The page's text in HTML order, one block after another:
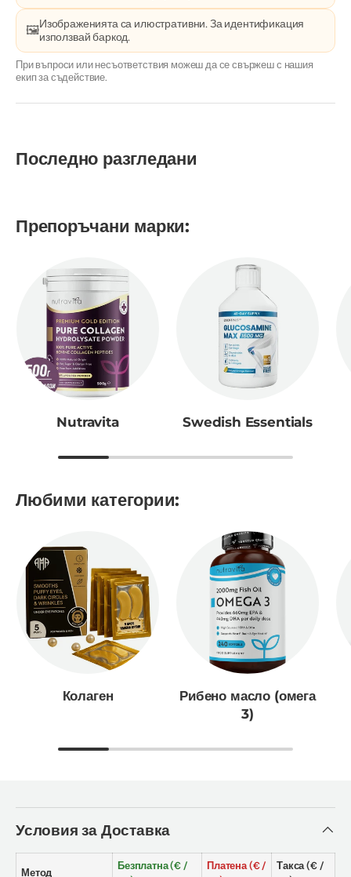
🖼️Изображенията са илюстративни. За идентификация
използвай баркод.
При въпроси или несъответствия можеш да се свържеш с нашия
екип за съдействие.
Последно разгледани
Препоръчани марки:
Nutravita Swedish Essentials
Любими категории:
Колаген
Рибено масло (омега
3)
Условия за Доставка
Метод
Безплатна (€ /
Платена (€ /
Такса (€ /